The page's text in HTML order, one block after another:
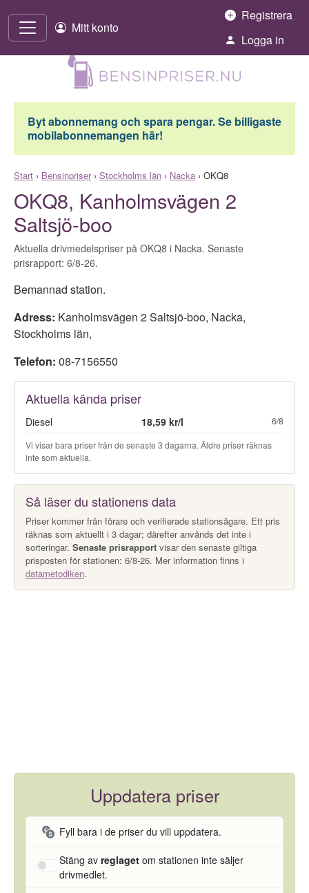
Mitt konto
Registrera
Logga in
Byt abonnemang och spara pengar. Se billigaste
mobilabonnemangen här!
Start › Bensinpriser› Stockholms län › Nacka › OKQ8
OKQ8, Kanholmsvägen 2
Saltsjö-boo
Aktuella drivmedelspriser på OKQ8 i Nacka. Senaste
prisrapport: 6/8-26.
Bemannad station.
Adress: Kanholmsvägen 2 Saltsjö-boo, Nacka,
Stockholms län,
Telefon: 08-7156550
Aktuella kända priser
Diesel 18,59 kr/l 6/8
Vi visar bara priser från de senaste 3 dagarna. Äldre priser räknas
inte som aktuella.
Så läser du stationens data
Priser kommer från förare och verifierade stationsägare. Ett pris
räknas som aktuellt i 3 dagar; därefter används det inte i
sorteringar. Senaste prisrapport visar den senaste giltiga
prisposten för stationen: 6/8-26. Mer information finns i
datametodiken.
Uppdatera priser
Fyll bara i de priser du vill uppdatera.
Stäng av reglaget om stationen inte säljer
drivmedlet.